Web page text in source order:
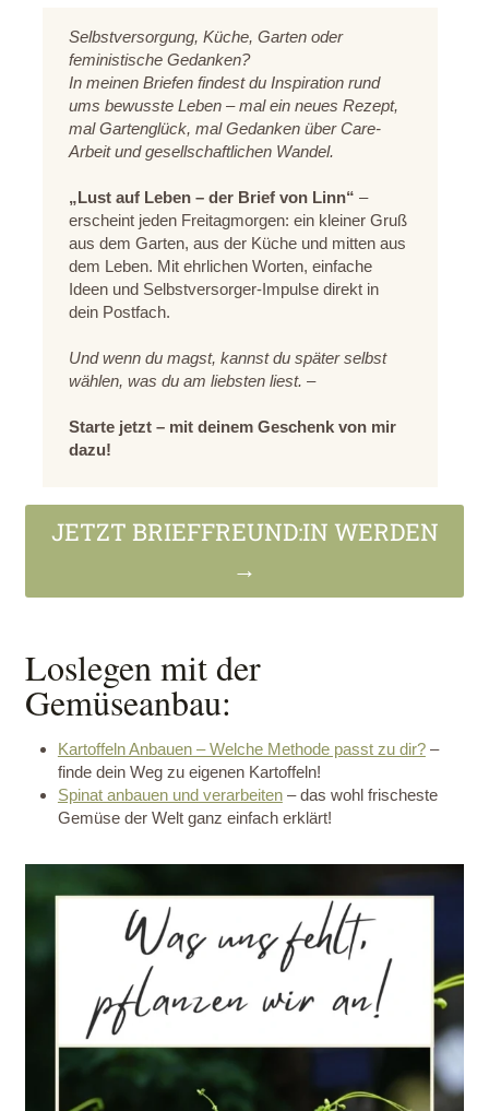
Selbstversorgung, Küche, Garten oder
feministische Gedanken?
In meinen Briefen findest du Inspiration rund
ums bewusste Leben – mal ein neues Rezept,
mal Gartenglück, mal Gedanken über Care-
Arbeit und gesellschaftlichen Wandel.
„Lust auf Leben – der Brief von Linn“ –
erscheint jeden Freitagmorgen: ein kleiner Gruß
aus dem Garten, aus der Küche und mitten aus
dem Leben. Mit ehrlichen Worten, einfache
Ideen und Selbstversorger-Impulse direkt in
dein Postfach.
Und wenn du magst, kannst du später selbst
wählen, was du am liebsten liest. –
Starte jetzt – mit deinem Geschenk von mir
dazu!
JETZT BRIEFFREUND:IN WERDEN
→
Loslegen mit der
Gemüseanbau:
Kartoffeln Anbauen – Welche Methode passt zu dir?–
finde dein Weg zu eigenen Kartoffeln!
Spinat anbauen und verarbeiten– das wohl frischeste
Gemüse der Welt ganz einfach erklärt!